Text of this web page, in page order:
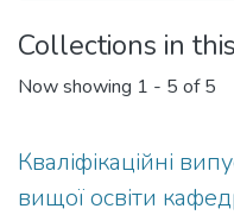
Collections in
Now showing 1 - 5 of 5
Кваліфікаційні
вищої освіти